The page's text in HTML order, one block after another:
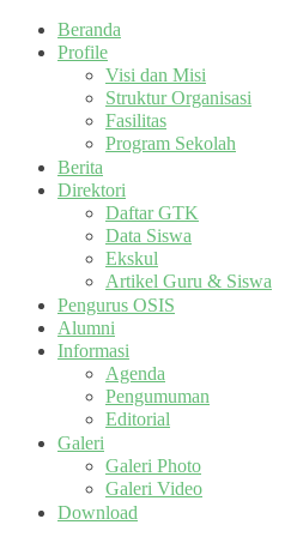
Beranda
Profile
Visi dan Misi
Struktur Organisasi
Fasilitas
Program Sekolah
Berita
Direktori
Daftar GTK
Data Siswa
Ekskul
Artikel Guru & Siswa
Pengurus OSIS
Alumni
Informasi
Agenda
Pengumuman
Editorial
Galeri
Galeri Photo
Galeri Video
Download